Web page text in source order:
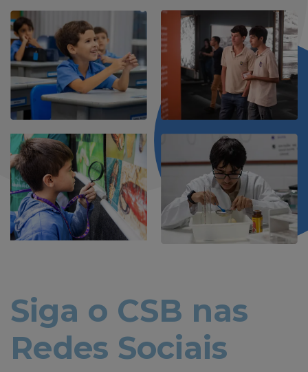
Siga o CSB nas
Redes Sociais